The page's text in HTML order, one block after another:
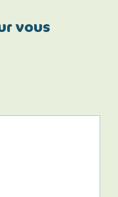
vous